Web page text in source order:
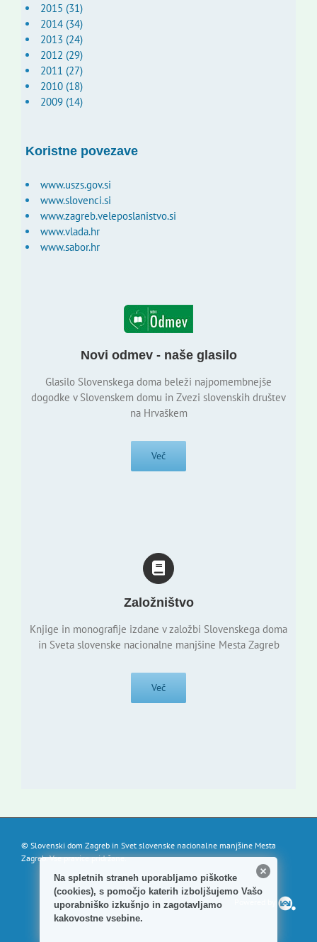
2015 (31)
2014 (34)
2013 (24)
2012 (29)
2011 (27)
2010 (18)
2009 (14)
Koristne povezave
www.uszs.gov.si
www.slovenci.si
www.zagreb.veleposlanistvo.si
www.vlada.hr
www.sabor.hr
Novi odmev - naše glasilo
Glasilo Slovenskega doma beleži najpomembnejše
dogodke v Slovenskem domu in Zvezi slovenskih društev
na Hrvaškem
Več
Založništvo
Knjige in monografije izdane v založbi Slovenskega doma
in Sveta slovenske nacionalne manjšine Mesta Zagreb
Več
© Slovenski dom Zagreb in Svet slovenske nacionalne manjšine Mesta
Zagreb. Vse pravice pridržane.
Na spletnih straneh uporabljamo piškotke
(cookies), s pomočjo katerih izboljšujemo Vašo
uporabniško izkušnjo in zagotavljamo
kakovostne vsebine.